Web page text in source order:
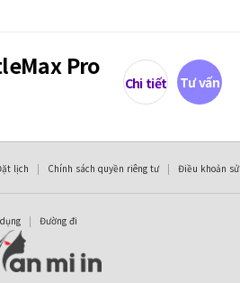
Pro
Chi tiết Tư vấn
lịch | Chính sách quyền riêng tư | Điều khoản sử
dụng | Đường đi